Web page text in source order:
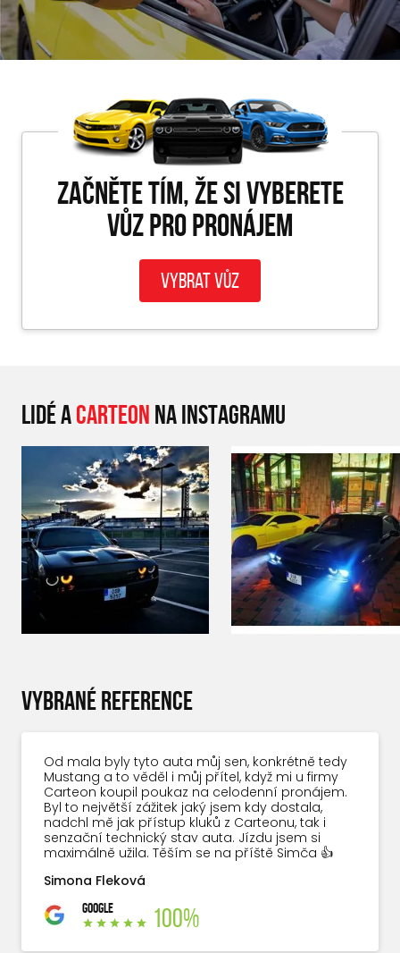
Začněte tím, že si vyberete
vůz pro PRONÁJEM
Vybrat vůz
LIDÉ ACARTEON NA INSTAGRAMU
VYBRANÉ REFERENCE
Od mala byly tyto auta můj sen, konkrétně tedy
Mustang a to věděl i můj přítel, když mi u firmy
Carteon koupil poukaz na celodenní pronájem.
Byl to největší zážitek jaký jsem kdy dostala,
nadchl mě jak přístup kluků z Carteonu, tak i
senzační technický stav auta. Jízdu jsem si
maximálně užila. Těším se na příště Simča 👍
Simona Fleková
GOOGLE 100%